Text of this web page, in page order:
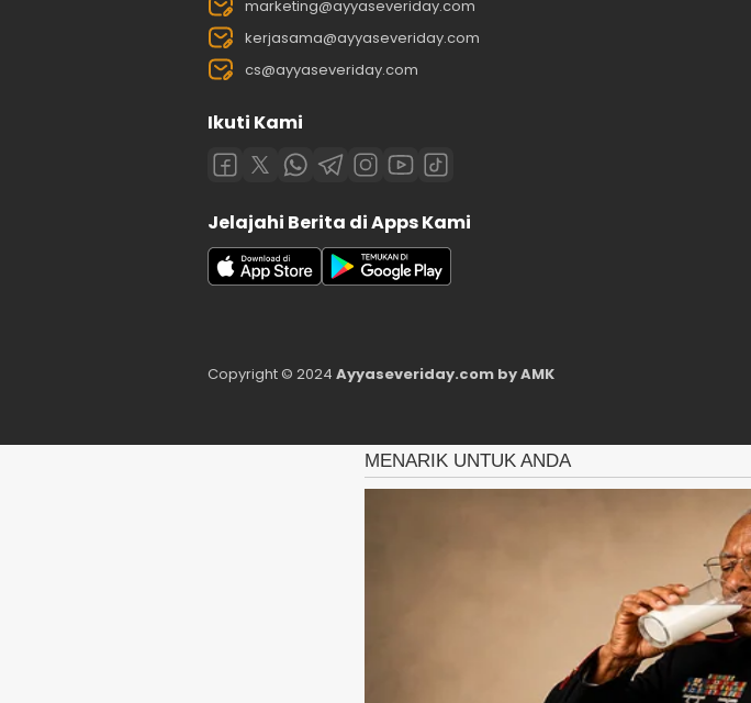
marketing@ayyaseveriday.com
kerjasama@ayyaseveriday.com
cs@ayyaseveriday.com
Ikuti Kami
Jelajahi Berita di Apps Kami
Copyright © 2024 Ayyaseveriday.com by AMK